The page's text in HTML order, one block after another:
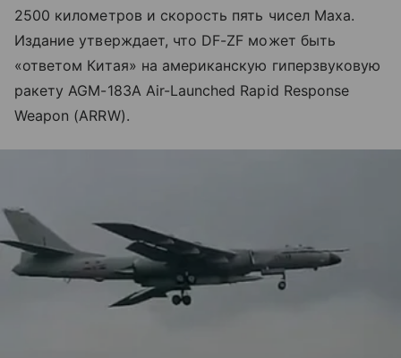
2500 километров и скорость пять чисел Маха.
Издание утверждает, что DF-ZF может быть
«ответом Китая» на американскую гиперзвуковую
ракету AGM-183A Air-Launched Rapid Response
Weapon (ARRW).